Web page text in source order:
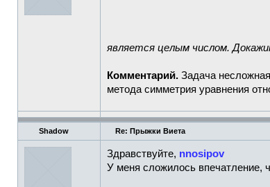
является целым числом.
Комментарий. Задача
метода симметрия уравнения
Shadow Re: Прыжки Виета
Здравствуйте, nnosipov
У меня сложилось впечатление,